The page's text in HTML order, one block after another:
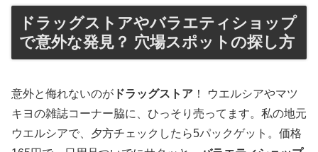
ドラッグストアやバラエティショップ
で意外な発見？ 穴場スポットの探し方
意外と侮れないのが ドラッグストア ！ ウエルシアやマツ
キヨの雑誌コーナー脇に、ひっそり売ってます。私の地元
ウエルシアで、夕方チェックしたら5パックゲット。価格